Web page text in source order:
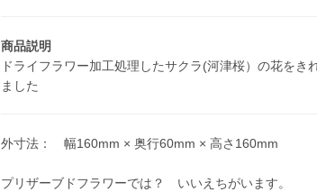
商品説明
ドライフラワー加工処理したサクラ(河津桜）の花を
ました
外寸法： 幅160mm × 奥行60mm × 高さ160mm
プリザーブドフラワーでは？ いいえちがいます。